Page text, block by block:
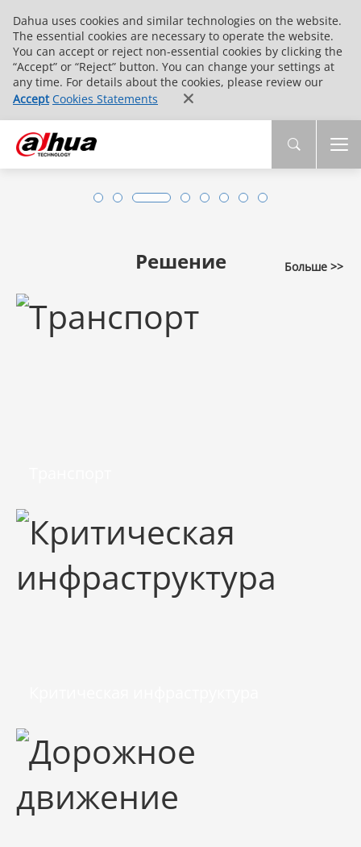
Dahua uses cookies and similar technologies on the website.
The essential cookies are necessary to operate the website.
You can accept or reject non-essential cookies by clicking the
“Accept” or “Reject” button. You can change your settings at
any time. For details about the cookies, please review our
Accept Cookies Statements
Решение Больше >>